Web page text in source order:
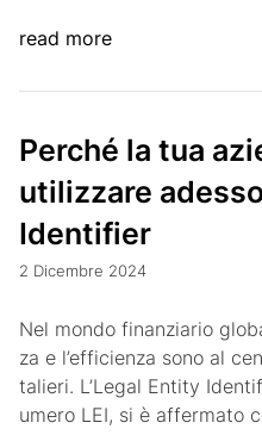
read more
Perché la tua
utilizzare
Identifier
2 Dicembre 2024
Nel mondo finanziario
za e l’efficienza sono al
talieri. L’Legal Entity
umero LEI, si è affermato